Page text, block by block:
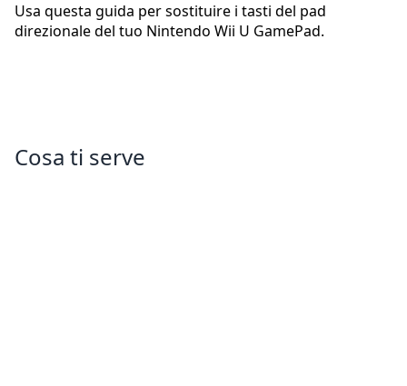
Usa questa guida per sostituire i tasti del pad
direzionale del tuo Nintendo Wii U GamePad.
Cosa ti serve